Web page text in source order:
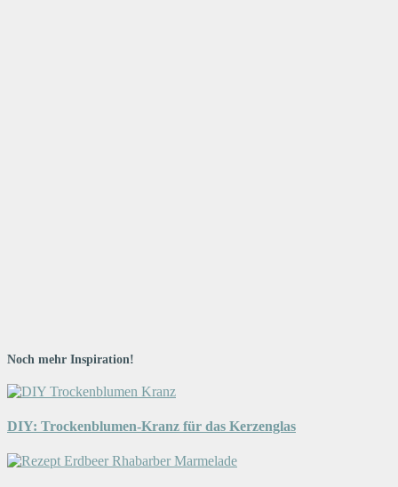
Noch mehr Inspiration!
DIY: Trockenblumen-Kranz für das Kerzenglas